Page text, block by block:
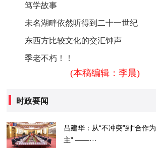
笃学故事
未名湖畔依然听得到二十一世纪
东西方比较文化的交汇钟声
季老不朽！！
(本稿编辑：李晨)
时政要闻
吕建华：从“不冲突”到“合作为
主” ——···